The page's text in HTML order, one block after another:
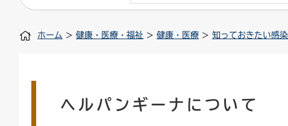
住まい・建築 墓地・斎場
税金 法人税
看護専門学校 学級閉鎖
小学校一覧
介護保険
浜松・浜名湖だいすきネット
発注情報(入札・契約) 福祉・介護
募集 雇用・就労
外郭団体 統計
職員採用 市有財産
ホーム > 健康・医療・福祉 > 健康・医療 > 知っておきたい感
ヘルパンギーナについて